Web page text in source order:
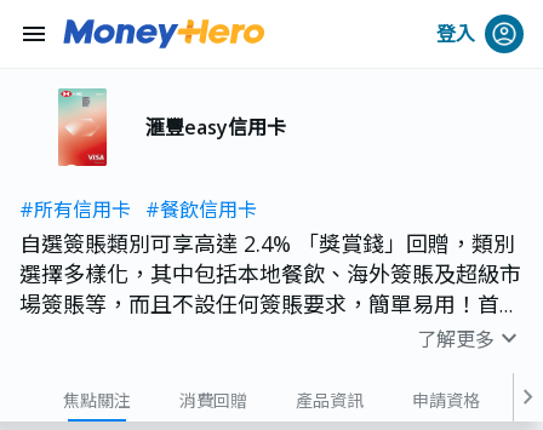
menu 登入
滙豐easy信用卡
#所有信用卡 #餐飲信用卡
自選簽賬類別可享高達 2.4% 「獎賞錢」回贈，類別
選擇多樣化，其中包括本地餐飲、海外簽賬及超級市
場簽賬等，而且不設任何簽賬要求，簡單易用！首2
年可享免年費優惠，迎新優惠更適用於全新 / 現有客
了解更多 expand_more
焦點關注 消費回贈 產品資訊 申請資格 費
chevron_right